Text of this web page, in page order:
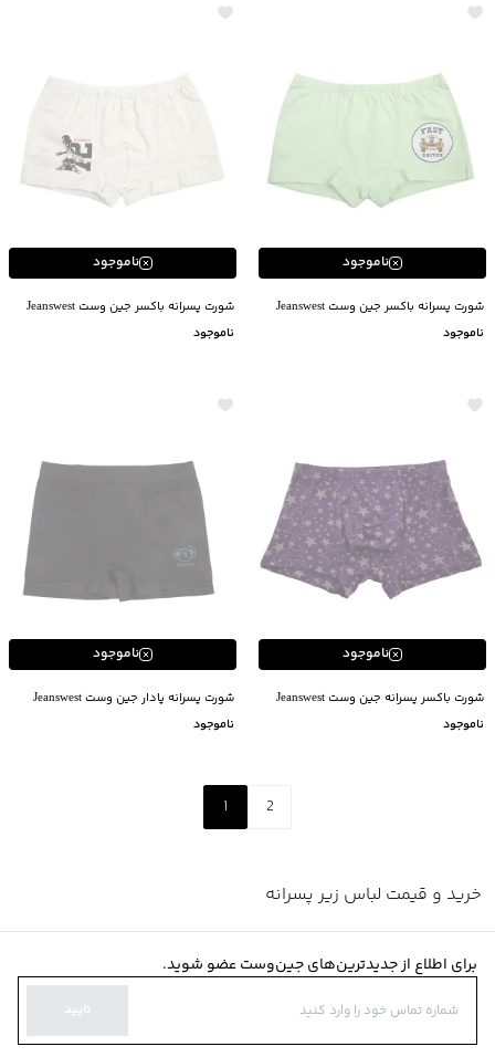
ناموجود
شورت پسرانه باکسر جین وست Jeanswest
ناموجود
ناموجود
شورت پسرانه باکسر جین وست Jeanswest
ناموجود
ناموجود
شورت باکسر پسرانه جین وست Jeanswest
ناموجود
ناموجود
شورت پسرانه پادار جین وست Jeanswest
ناموجود
1 2
خرید و قیمت لباس زیر پسرانه
برای اطلاع از جدیدترین‌های جین‌وست عضو شوید.
تایید